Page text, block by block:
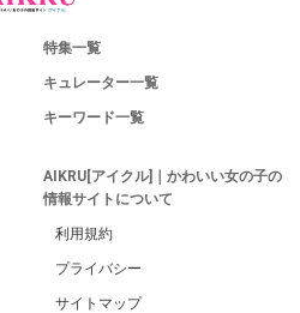
特集一覧
キュレーター一覧
キーワード一覧
AIKRU[アイクル]｜かわいい女の子の
情報サイトについて
利用規約
プライバシー
サイトマップ